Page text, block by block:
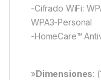
-Cifrado WiFi:
WPA3-Personal
-HomeCare™
»Dimensiones: